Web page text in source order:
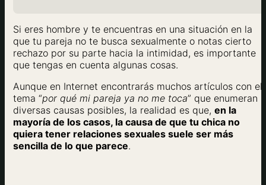
Si eres hombre y te encuentras en una situación en la
que tu pareja no te busca sexualmente o notas cierto
rechazo por su parte hacia la intimidad, es importante
que tengas en cuenta algunas cosas.
Aunque en Internet encontrarás muchos artículos con el
tema “por qué mi pareja ya no me toca” que enumeran
diversas causas posibles, la realidad es que, en la
mayoría de los casos, la causa de que tu chica no
quiera tener relaciones sexuales suele ser más
sencilla de lo que parece.